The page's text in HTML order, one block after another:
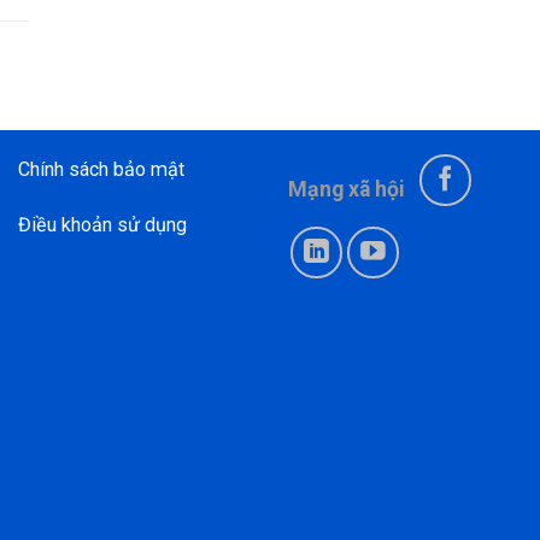
Chính sách bảo mật
Điều khoản sử dụng
Mạng xã hội